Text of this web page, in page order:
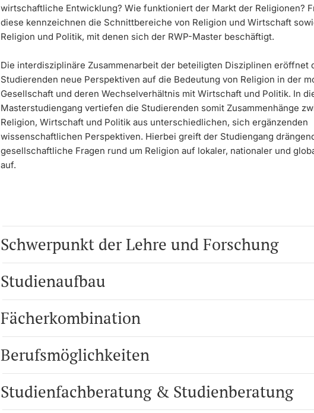
wirtschaftliche Entwicklung? Wie funktioniert der Markt der Religionen?
diese kennzeichnen die Schnittbereiche von Religion und Wirtschaft
Religion und Politik, mit denen sich der RWP-Master beschäftigt.
Die interdisziplinäre Zusammenarbeit der beteiligten Disziplinen eröffnet
Studierenden neue Perspektiven auf die Bedeutung von Religion in der
Gesellschaft und deren Wechselverhältnis mit Wirtschaft und Politik. In
Masterstudiengang vertiefen die Studierenden somit Zusammenhänge
Religion, Wirtschaft und Politik aus unterschiedlichen, sich ergänzenden
wissenschaftlichen Perspektiven. Hierbei greift der Studiengang
gesellschaftliche Fragen rund um Religion auf lokaler, nationaler und
auf.
Schwerpunkt der Lehre und Forschung
Studienaufbau
Fächerkombination
Berufsmöglichkeiten
Studienfachberatung & Studienberatung